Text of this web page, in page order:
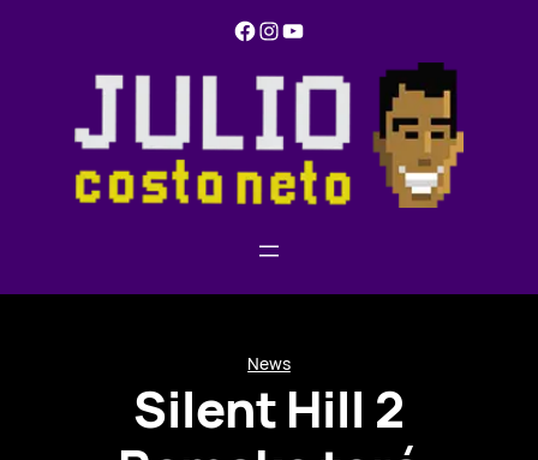
Facebook Instagram YouTube
News
Silent Hill 2